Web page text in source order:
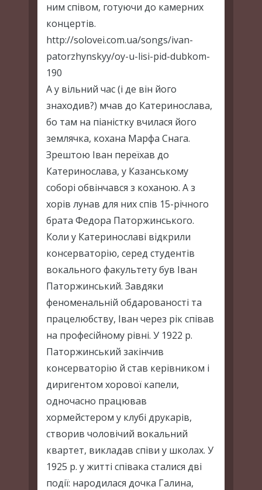
ним співом, готуючи до камерних
концертів.
http://solovei.com.ua/songs/ivan-
patorzhynskyy/oy-u-lisi-pid-dubkom-
190
А у вільний час (і де він його
знаходив?) мчав до Катеринослава,
бо там на піаністку вчилася його
землячка, кохана Марфа Снага.
Зрештою Іван переїхав до
Катеринослава, у Казанському
соборі обвінчався з коханою. А з
хорів лунав для них спів 15-річного
брата Федора Паторжинського.
Коли у Катеринославі відкрили
консерваторію, серед студентів
вокального факультету був Іван
Паторжинський. Завдяки
феноменальній обдарованості та
працелюбству, Іван через рік співав
на професійному рівні. У 1922 р.
Паторжинський закінчив
консерваторію й став керівником і
диригентом хорової капели,
одночасно працював
хормейстером у клубі друкарів,
створив чоловічий вокальний
квартет, викладав співи у школах. У
1925 р. у житті співака сталися дві
події: народилася дочка Галина,